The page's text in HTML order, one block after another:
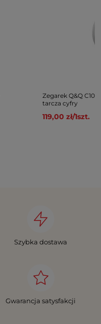
Zegarek Q&Q
tarcza cyfry
119,00 zł/1szt.
Szybka dostawa
Gwarancja satysfakcji